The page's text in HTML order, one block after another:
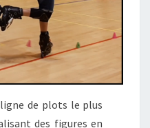
de plots le plus
des figures en